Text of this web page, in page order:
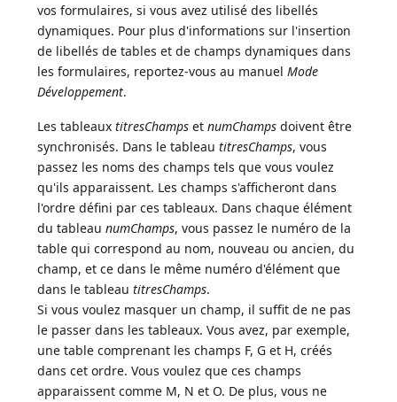
vos formulaires, si vous avez utilisé des libellés
dynamiques. Pour plus d'informations sur l'insertion
de libellés de tables et de champs dynamiques dans
les formulaires, reportez-vous au manuelMode
Développement.
Les tableauxtitresChamps etnumChamps doivent être
synchronisés. Dans le tableautitresChamps, vous
passez les noms des champs tels que vous voulez
qu'ils apparaissent. Les champs s'afficheront dans
l'ordre défini par ces tableaux. Dans chaque élément
du tableaunumChamps, vous passez le numéro de la
table qui correspond au nom, nouveau ou ancien, du
champ, et ce dans le même numéro d'élément que
dans le tableautitresChamps.
Si vous voulez masquer un champ, il suffit de ne pas
le passer dans les tableaux. Vous avez, par exemple,
une table comprenant les champs F, G et H, créés
dans cet ordre. Vous voulez que ces champs
apparaissent comme M, N et O. De plus, vous ne